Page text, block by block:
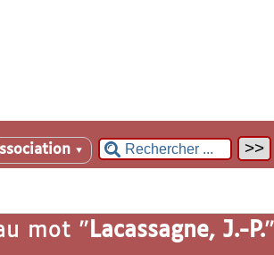
▼
mot " Lacassagne, J.-P."